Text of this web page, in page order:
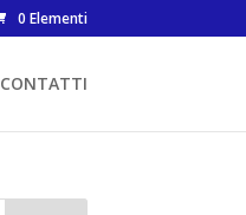
0 Elementi
CONTATTI